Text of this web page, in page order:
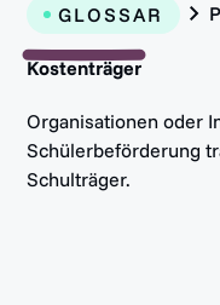
GLOSSAR
Kostenträger
Organisationen oder
Schülerbeförderung
Schulträger.